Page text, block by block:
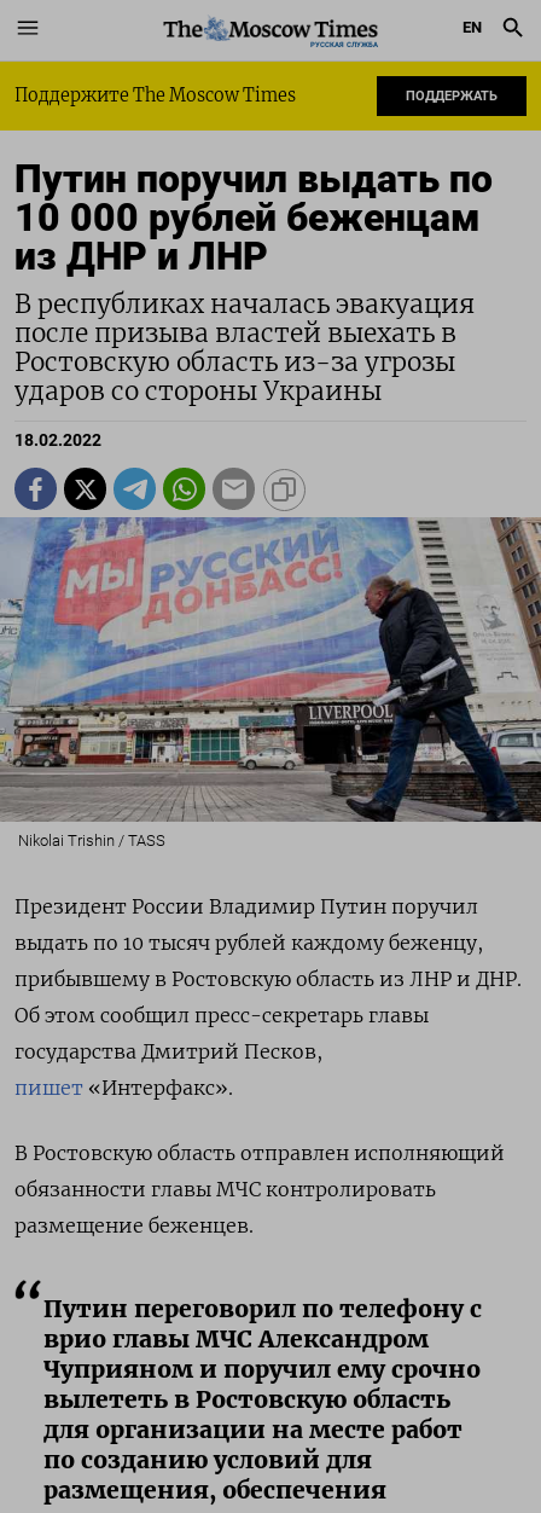
РУССКАЯ СЛУЖБА
EN
Поддержите The Moscow Times ПОДДЕРЖАТЬ
Путин поручил выдать по
10 000 рублей беженцам
из ДНР и ЛНР
В республиках началась эвакуация
после призыва властей выехать в
Ростовскую область из-за угрозы
ударов со стороны Украины
18.02.2022
Nikolai Trishin / TASS
Президент России Владимир Путин поручил
выдать по 10 тысяч рублей каждому беженцу,
прибывшему в Ростовскую область из ЛНР и ДНР.
Об этом сообщил пресс-секретарь главы
государства Дмитрий Песков,
пишет «Интерфакс».
В Ростовскую область отправлен исполняющий
обязанности главы МЧС контролировать
размещение беженцев.
Путин переговорил по телефону с
врио главы МЧС Александром
Чуприяном и поручил ему срочно
вылететь в Ростовскую область
для организации на месте работ
по созданию условий для
размещения, обеспечения